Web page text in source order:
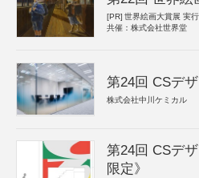
[PR] 世界絵画大賞展 実
共催：株式会社世界堂
第24回 CSデ
株式会社中川ケミカル
第24回 CSデ
限定》